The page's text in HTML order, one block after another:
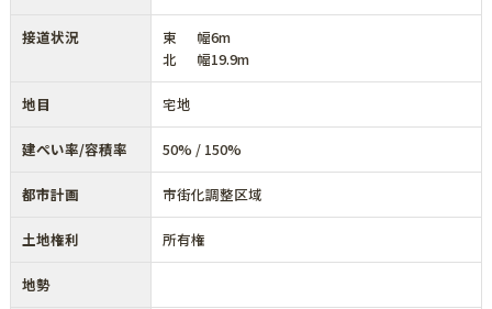
接道状況
東 幅6m
北 幅19.9m
地目 宅地
建ぺい率/容積率 50% / 150%
都市計画 市街化調整区域
土地権利 所有権
地勢